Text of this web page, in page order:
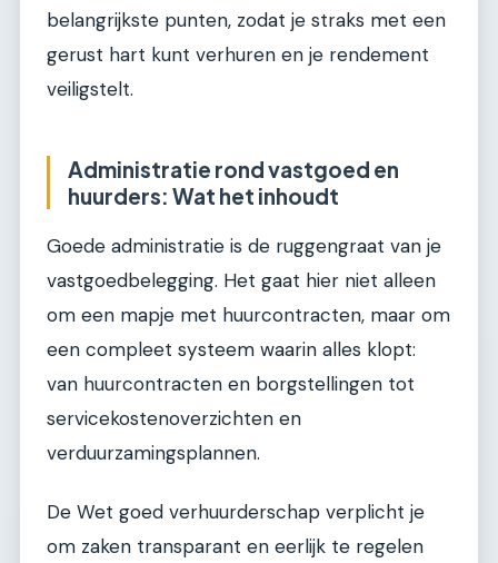
belangrijkste punten, zodat je straks met een
gerust hart kunt verhuren en je rendement
veiligstelt.
Administratie rond vastgoed en
huurders: Wat het inhoudt
Goede administratie is de ruggengraat van je
vastgoedbelegging. Het gaat hier niet alleen
om een mapje met huurcontracten, maar om
een compleet systeem waarin alles klopt:
van huurcontracten en borgstellingen tot
servicekostenoverzichten en
verduurzamingsplannen.
De Wet goed verhuurderschap verplicht je
om zaken transparant en eerlijk te regelen